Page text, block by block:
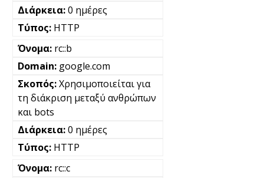
0 ημέρες
HTTP
rc::b
google.com
Χρησιμοποιείται για
τη διάκριση μεταξύ ανθρώπων
και bots
0 ημέρες
HTTP
rc::c